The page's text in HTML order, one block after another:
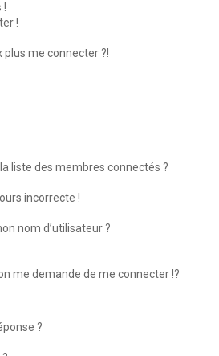
!
!
plus me connecter ?!
liste des membres connectés ?
incorrecte !
nom d’utilisateur ?
me demande de me connecter !?
?